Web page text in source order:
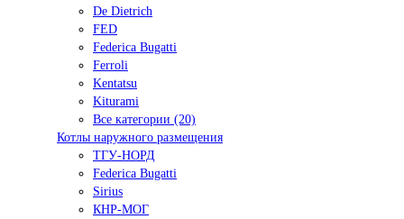
De Dietrich
FED
Federica Bugatti
Ferroli
Kentatsu
Kiturami
Все категории (20)
Котлы наружного размещения
ТГУ-НОРД
Federica Bugatti
Sirius
КНР-МОГ